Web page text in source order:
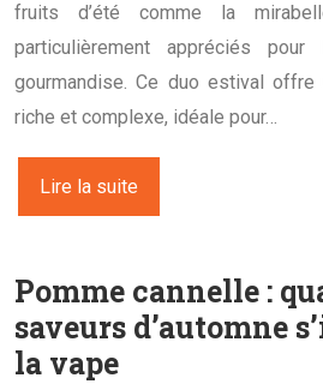
fruits d’été comme la
particulièrement appréciés
gourmandise. Ce duo estival offre
riche et complexe, idéale pour…
Lire la suite
Pomme cannelle :
saveurs d’automne
la vape